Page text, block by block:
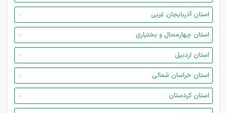
استان آذربایجان غربی
استان چهارمحال و بختیاری
استان اردبیل
استان خراسان شمالی
استان کردستان